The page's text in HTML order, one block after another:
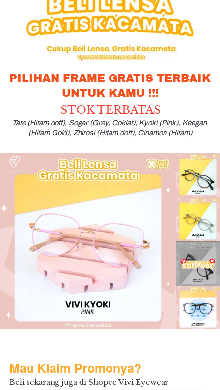
PILIHAN FRAME GRATIS TERBAIK
UNTUK KAMU !!!
STOK TERBATAS
Tate (Hitam doff), Sogar (Grey, Coklat), Kyoki (Pink), Keegan
(Hitam Gold), Zhirosi (Hitam doff), Cinamon (Hitam)
Mau Klaim Promonya?
Beli sekarang juga di Shopee Vivi Eyewear